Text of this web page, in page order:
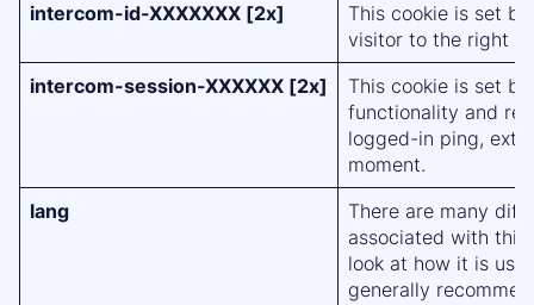
intercom-id-XXXXXXX [2x]
This cookie is set
visitor to the right
intercom-session-XXXXXX [2x]
This cookie is set
functionality and
logged-in ping,
moment.
lang
There are many
associated with this
look at how it is
generally